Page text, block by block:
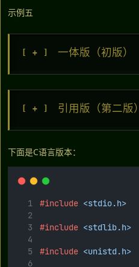
示例五
一体版（初版）
引用版（第二版）
下面是C语言版本：
#include <stdio.h>
#include <stdlib.h>
#include <unistd.h>